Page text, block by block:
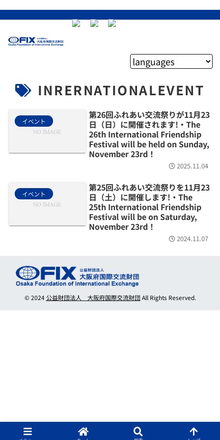
INRERNATIONALEVENT
イベント
第26回ふれあい交流祭りが11月23
日（日）に開催されます!・The
26th International Friendship
Festival will be held on Sunday,
November 23rd！
2025.11.04
イベント
第25回ふれあい交流祭りを11月23
日（土）に開催します!・The
25th International Friendship
Festival will be on Saturday,
November 23rd！
2024.11.07
© 2024公益財団法人 大阪府国際交流財団 All Rights Reserved.